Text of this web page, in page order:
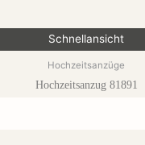
Schnellansicht
Hochzeitsanzüge
Hochzeitsanzug 81891